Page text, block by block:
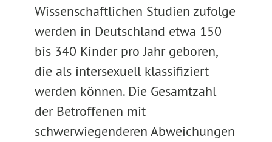
Wissenschaftlichen Studien zufolge
werden in Deutschland etwa 150
bis 340 Kinder pro Jahr geboren,
die als intersexuell klassifiziert
werden können. Die Gesamtzahl
der Betroffenen mit
schwerwiegenderen Abweichungen